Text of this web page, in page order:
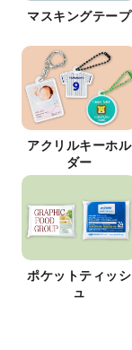
マスキングテープ
アクリルキーホル
ダー
ポケットティッシ
ュ